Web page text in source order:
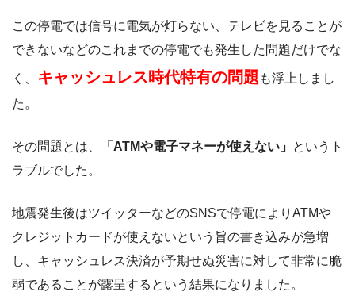
この停電では信号に電気が灯らない、テレビを見ることが
できないなどのこれまでの停電でも発生した問題だけでな
く、 キャッシュレス時代特有の問題 も浮上しまし
た。
その問題とは、 「ATMや電子マネーが使えない」 というト
ラブルでした。
地震発生後はツイッターなどのSNSで停電によりATMや
クレジットカードが使えないという旨の書き込みが急増
し、キャッシュレス決済が予期せぬ災害に対して非常に脆
弱であることが露呈するという結果になりました。